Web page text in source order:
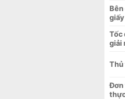
Tốc
giải
Thủ
Đơn